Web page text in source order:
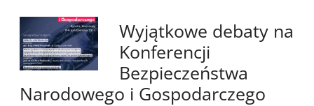
Wyjątkowe debaty na
Konferencji
Bezpieczeństwa
Narodowego i Gospodarczego